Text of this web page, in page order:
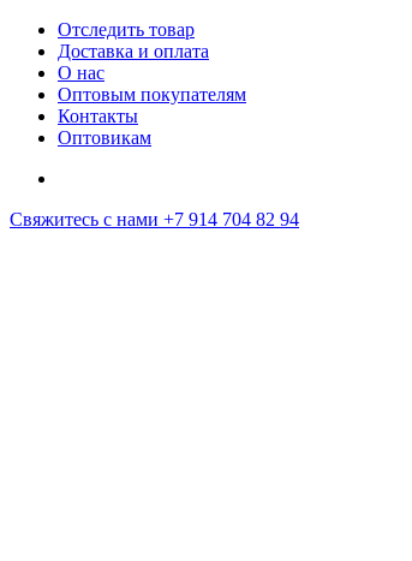
Отследить товар
Доставка и оплата
О нас
Оптовым покупателям
Контакты
Оптовикам
Свяжитесь с нами +7 914 704 82 94